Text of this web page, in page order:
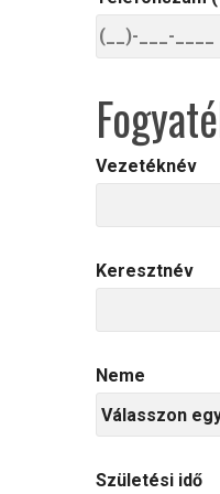
Vezetéknév
Keresztnév
Neme
Születési idő